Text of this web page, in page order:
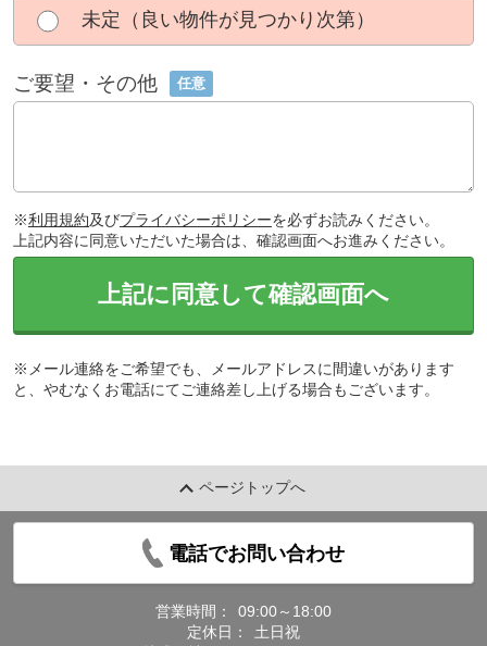
未定（良い物件が見つかり次第）
ご要望・その他 任意
※利用規約及びプライバシーポリシーを必ずお読みください。
上記内容に同意いただいた場合は、確認画面へお進みください。
上記に同意して確認画面へ
※メール連絡をご希望でも、メールアドレスに間違いがあります
と、やむなくお電話にてご連絡差し上げる場合もございます。
ページトップへ
電話でお問い合わせ
営業時間：
09:00～18:00
定休日：
土日祝